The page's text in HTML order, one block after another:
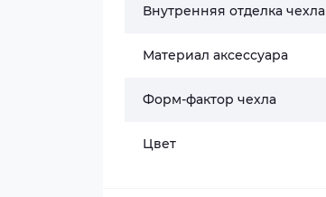
Внутренняя отделка чехла
Материал аксессуара
Форм-фактор чехла
Цвет